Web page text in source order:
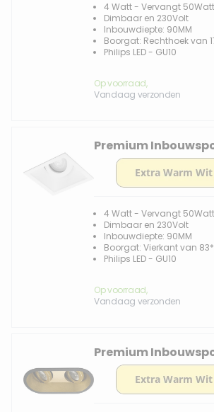
4 Watt - Vervangt 50Watt
Dimbaar en 230Volt
Inbouwdiepte: 90MM
Boorgat: Rechthoek van
Philips LED - GU10
Op voorraad,
Vandaag verzonden
Premium
4 Watt - Vervangt 50Watt
Dimbaar en 230Volt
Inbouwdiepte: 90MM
Boorgat: Vierkant van
Philips LED - GU10
Op voorraad,
Vandaag verzonden
Premium